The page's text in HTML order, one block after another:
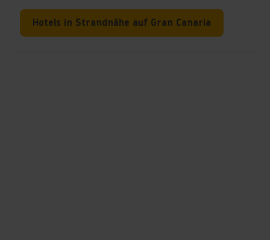
Hotels in Strandnähe auf Gran Canaria